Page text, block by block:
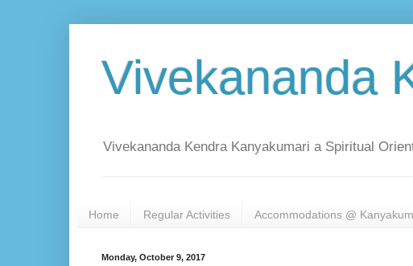
Vivekananda
Vivekananda Kendra Kanyakumari a Spiritual
Home Regular Activities Accommodations @
Monday, October 9, 2017